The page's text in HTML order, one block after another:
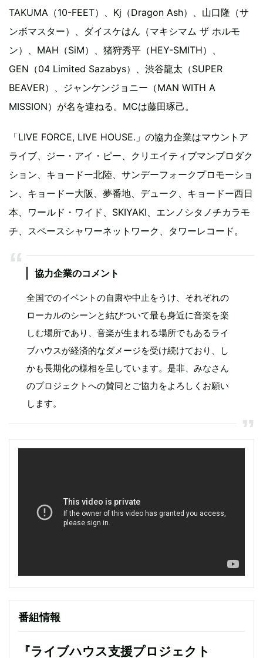
TAKUMA（10-FEET）、Kj（Dragon Ash）、山口隆（サ
ンボマスター）、ダイスケはん（マキシマム ザ ホルモ
ン）、MAH（SiM）、猪狩秀平（HEY-SMITH）、
GEN（04 Limited Sazabys）、渋谷龍太（SUPER
BEAVER）、ジャンケンジョニー（MAN WITH A
MISSION）が名を連ねる。MCは藤田琢己。
「LIVE FORCE, LIVE HOUSE.」の協力企業はマウントア
ライブ、ジー・アイ・ピー、クリエイティブマンプロダク
ション、キョードー北陸、サンデーフォークプロモーショ
ン、キョードー大阪、夢番地、デューク、キョードー西日
本、ワールド・ワイド、SKIYAKI、エンノシタノチカラモ
チ、スペースシャワーネットワーク、タワーレコード。
協力企業のコメント
全国でのイベントの自粛や中止をうけ、それぞれの
ローカルのシーンと結びついて最も身近に音楽を楽
しむ場所であり、音楽が生まれる場所でもあるライ
ブハウスが経済的なダメージを受け続けており、し
かも長期化の様相を呈しています。是非、みなさん
のプロジェクトへの賛同とご協力をよろしくお願い
します。
番組情報
『ライブハウス支援プロジェクト